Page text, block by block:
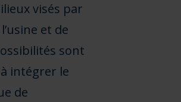
visés par
et de
sont
intégrer le
de